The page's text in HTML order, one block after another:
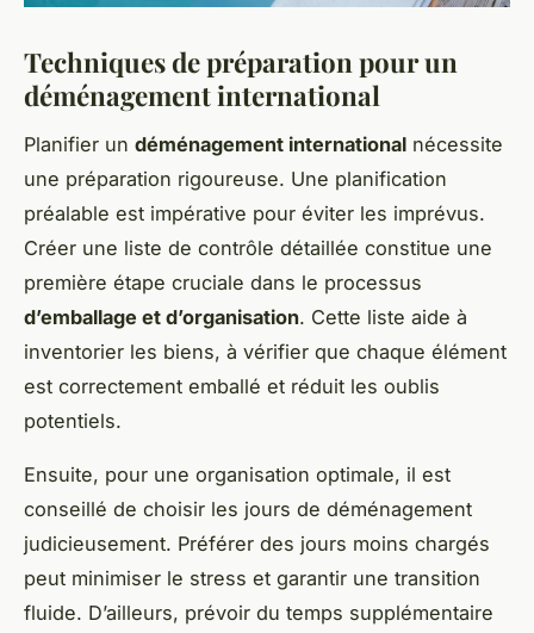
Techniques de préparation pour un
déménagement international
Planifier un déménagement international nécessite
une préparation rigoureuse. Une planification
préalable est impérative pour éviter les imprévus.
Créer une liste de contrôle détaillée constitue une
première étape cruciale dans le processus
d’emballage et d’organisation. Cette liste aide à
inventorier les biens, à vérifier que chaque élément
est correctement emballé et réduit les oublis
potentiels.
Ensuite, pour une organisation optimale, il est
conseillé de choisir les jours de déménagement
judicieusement. Préférer des jours moins chargés
peut minimiser le stress et garantir une transition
fluide. D’ailleurs, prévoir du temps supplémentaire